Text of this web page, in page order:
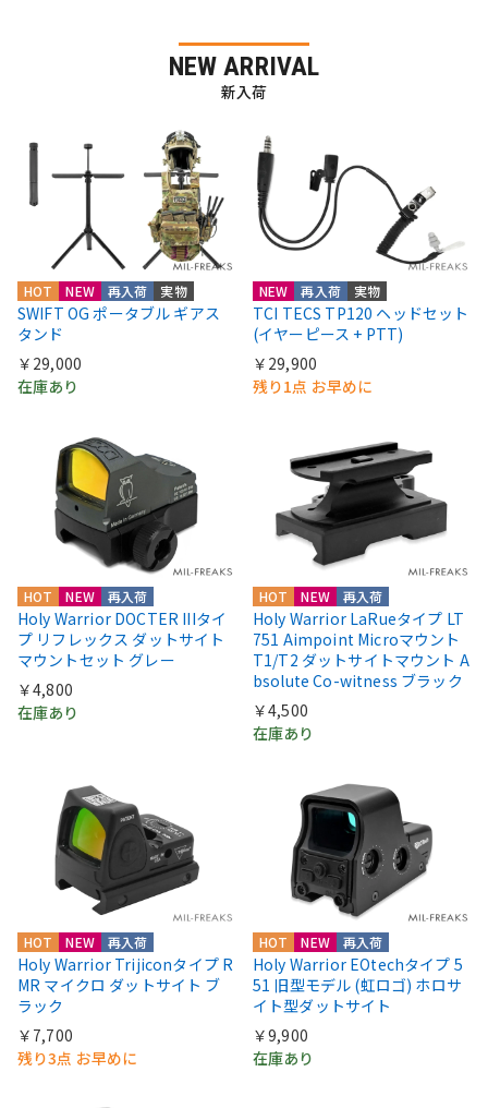
NEW ARRIVAL
新入荷
HOT NEW 再入荷 実物
SWIFT OG ポータブル ギアス
タンド
￥29,000
在庫あり
NEW 再入荷 実物
TCI TECS TP120 ヘッドセット
(イヤーピース + PTT)
￥29,900
残り1点 お早めに
HOT NEW 再入荷
Holy Warrior DOCTER IIIタイ
プ リフレックス ダットサイト
マウントセット グレー
￥4,800
在庫あり
HOT NEW 再入荷
Holy Warrior LaRueタイプ LT
751 Aimpoint Microマウント
T1/T2 ダットサイトマウント A
bsolute Co-witness ブラック
￥4,500
在庫あり
HOT NEW 再入荷
Holy Warrior Trijiconタイプ R
MR マイクロ ダットサイト ブ
ラック
￥7,700
残り3点 お早めに
HOT NEW 再入荷
Holy Warrior EOtechタイプ 5
51 旧型モデル (虹ロゴ) ホロサ
イト型ダットサイト
￥9,900
在庫あり